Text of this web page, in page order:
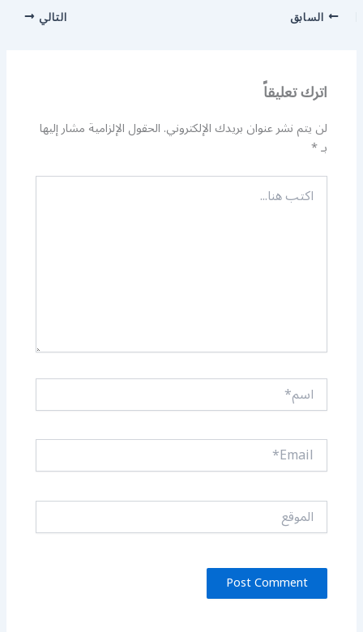
السابق التالي
اترك تعليقاً
لن يتم نشر عنوان بريدك الإلكتروني.الحقول الإلزامية مشار إليها
بـ*
اكتب
هنا...
اسم*
Email*
الموقع